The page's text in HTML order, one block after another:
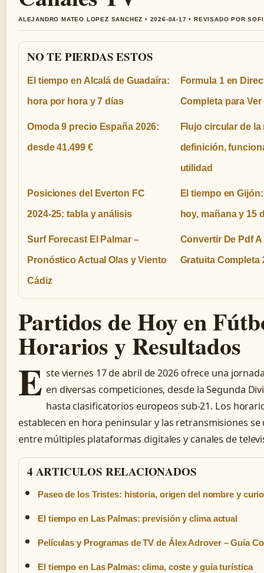
ALEJANDRO MATEO LOPEZ SANCHEZ • 2026-04-17 • REVISADO POR
NO TE PIERDAS ESTOS
El tiempo en Alcalá de Guadaíra:
hora por hora y 7 días
Formula 1 en
Completa para
Omoda 9 precio España 2026:
desde 41.499 €
Flujo circular de la
definición,
utilidad
Posiciones del Everton FC
2024-25: tabla y análisis
El tiempo en
hoy, mañana y 15
Surf Forecast El Palmar –
Pronóstico Actual Olas y Viento
Cádiz
Convertir De Pdf A
Gratuita Completa
Partidos de Hoy en
Horarios y Resultados
E ste viernes 17 de abril de 2026 ofrece una
en diversas competiciones, desde la Segunda
hasta clasificatorios europeos sub-21. Los
establecen en hora peninsular y las retransmisiones
entre múltiples plataformas digitales y canales de
4 ARTICULOS RELACIONADOS
Paseo de los Tristes: historia, origen del nombre y
El tiempo en Las Palmas: previsión y clima actual
Películas y Programas de TV de Álex Adrover – Guía
El tiempo en Las Palmas: clima, coste y guía turística